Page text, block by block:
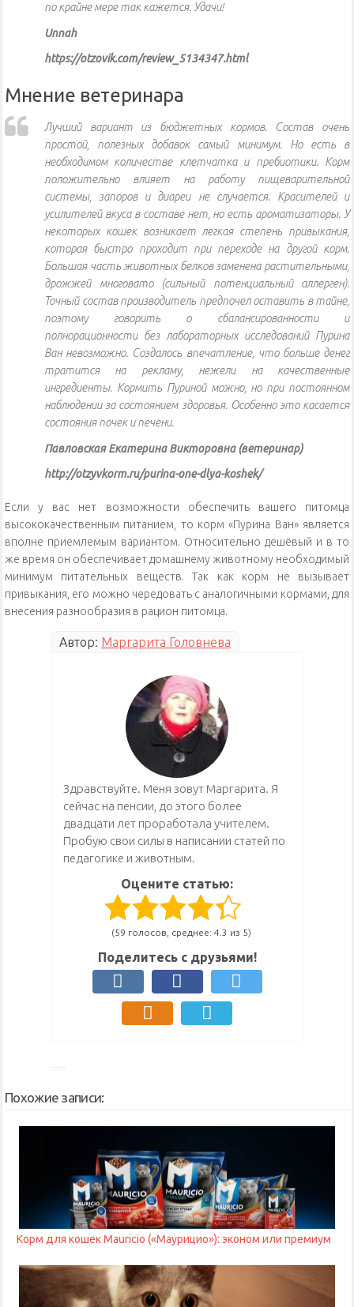
по крайне мере так кажется. Удачи!
Unnah
https://otzovik.com/review_5134347.html
Мнение ветеринара
Лучший вариант из бюджетных кормов. Состав очень
простой, полезных добавок самый минимум. Но есть в
необходимом количестве клетчатка и пребиотики. Корм
положительно влияет на работу пищеварительной
системы, запоров и диареи не случается. Красителей и
усилителей вкуса в составе нет, но есть ароматизаторы. У
некоторых кошек возникает легкая степень привыкания,
которая быстро проходит при переходе на другой корм.
Большая часть животных белков заменена растительными,
дрожжей многовато (сильный потенциальный аллерген).
Точный состав производитель предпочел оставить в тайне,
поэтому говорить о сбалансированности и
полнорационности без лабораторных исследований Пурина
Ван невозможно. Создалось впечатление, что больше денег
тратится на рекламу, нежели на качественные
ингредиенты. Кормить Пуриной можно, но при постоянном
наблюдении за состоянием здоровья. Особенно это касается
состояния почек и печени.
Павловская Екатерина Викторовна (ветеринар)
http://otzyvkorm.ru/purina-one-dlya-koshek/
Если у вас нет возможности обеспечить вашего питомца
высококачественным питанием, то корм «Пурина Ван» является
вполне приемлемым вариантом. Относительно дешёвый и в то
же время он обеспечивает домашнему животному необходимый
минимум питательных веществ. Так как корм не вызывает
привыкания, его можно чередовать с аналогичными кормами, для
внесения разнообразия в рацион питомца.
Автор: Маргарита Головнева
Здравствуйте. Меня зовут Маргарита. Я
сейчас на пенсии, до этого более
двадцати лет проработала учителем.
Пробую свои силы в написании статей по
педагогике и животным.
Оцените статью:
(59 голосов, среднее: 4.3 из 5)
Поделитесь с друзьями!
Похожие записи:
Корм для кошек Mauricio («Маурицио»): эконом или премиум